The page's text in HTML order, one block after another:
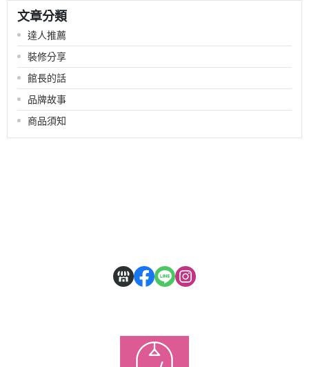
文章分類
達人推薦
裝修分享
館長的話
品牌故事
商品須知